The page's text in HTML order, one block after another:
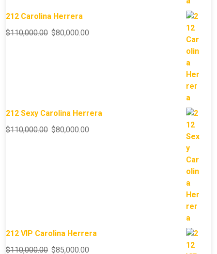
212 Carolina Herrera
$110,000.00 $80,000.00
212 Sexy Carolina Herrera
$110,000.00 $80,000.00
212 VIP Carolina Herrera
$110,000.00 $85,000.00